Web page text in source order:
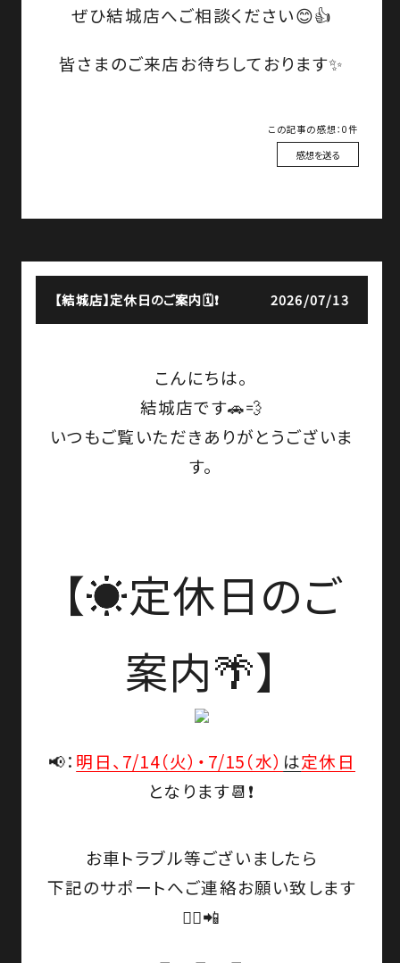
ぜひ結城店へご相談ください😊👍
皆さまのご来店お待ちしております✨
この記事の感想：0件
感想を送る
【結城店】定休日のご案内🗓️❗ 2026/07/13
こんにちは。
結城店です🚗💨
いつもご覧いただきありがとうございま
す。
【☀️定休日のご
案内🌴】
📢： 明日、7/14（火）・7/15（水） は定休日
となります📆❗
お車トラブル等ございましたら
下記のサポートへご連絡お願い致します
🙇‍♀️📲